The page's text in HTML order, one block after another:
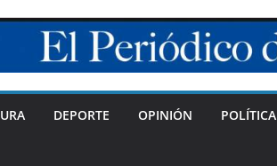
DEPORTE OPINIÓN POLÍTICA